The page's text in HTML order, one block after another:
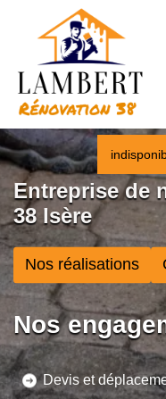
Entreprise de
38 Isère
Nos réalisations
Nos
Devis et